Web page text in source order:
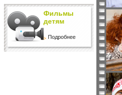
Фильмы
детям
Подробнее